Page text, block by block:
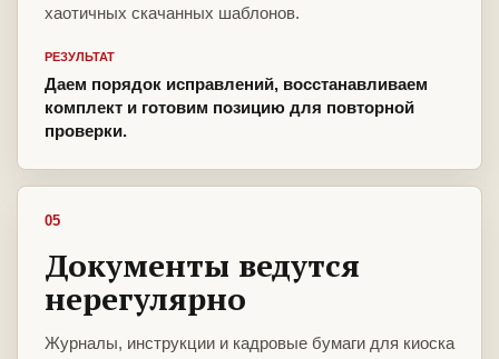
хаотичных скачанных шаблонов.
РЕЗУЛЬТАТ
Даем порядок исправлений, восстанавливаем
комплект и готовим позицию для повторной
проверки.
05
Документы ведутся
нерегулярно
Журналы, инструкции и кадровые бумаги для киоска